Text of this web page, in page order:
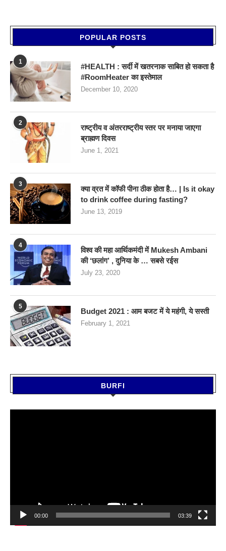
POPULAR POSTS
1
#HEALTH : सर्दी में खतरनाक साबित हो सकता है
#RoomHeater का इस्तेमाल
December 10, 2020
2
राष्ट्रीय व अंतरराष्ट्रीय स्तर पर मनाया जाएगा
ब्राह्मण दिवस
June 1, 2021
3
क्या व्रत में कॉफी पीना ठीक होता है… | Is it okay
to drink coffee during fasting?
June 13, 2019
4
विश्व की महा आर्थिकमंदी में Mukesh Ambani
की ‘छलांग’ , दुनिया के … सबसे रईस
July 23, 2020
5
Budget 2021 : आम बजट में ये महंगी, ये सस्‍ती
February 1, 2021
BURFI
00:00 03:39